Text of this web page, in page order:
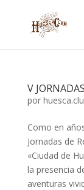
V
por
Como en
Jornadas de
«Ciudad de
la presencia
aventuras